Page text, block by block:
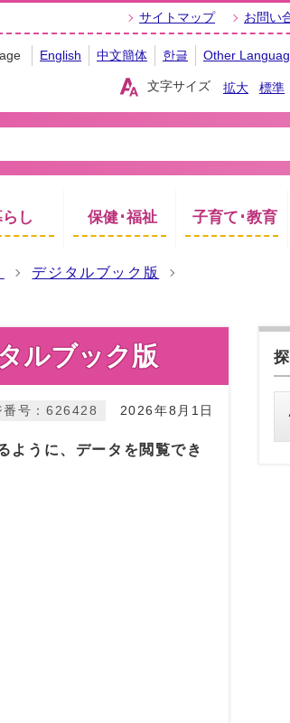
サイトマップ お問い
English 中文簡体 한글 Other
文字サイズ 拡大 標準
し 保健･福祉 子育て･教育
デジタルブック版
ルブック版
2026年8月1日
番号：626428
ように、データを閲覧でき